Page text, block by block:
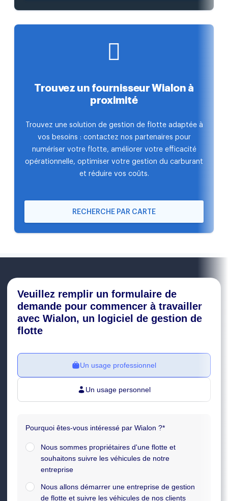
Trouvez un fournisseur Wialon à
proximité
Trouvez une solution de gestion de flotte adaptée à
vos besoins : contactez nos partenaires pour
numériser votre flotte, améliorer votre efficacité
opérationnelle, optimiser votre gestion du carburant
et réduire vos coûts.
RECHERCHE PAR CARTE